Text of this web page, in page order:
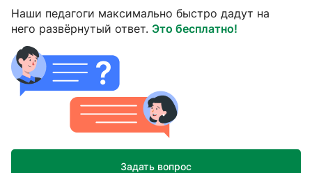
Наши педагоги максимально быстро дадут на
него развёрнутый ответ. Это бесплатно!
Задать вопрос